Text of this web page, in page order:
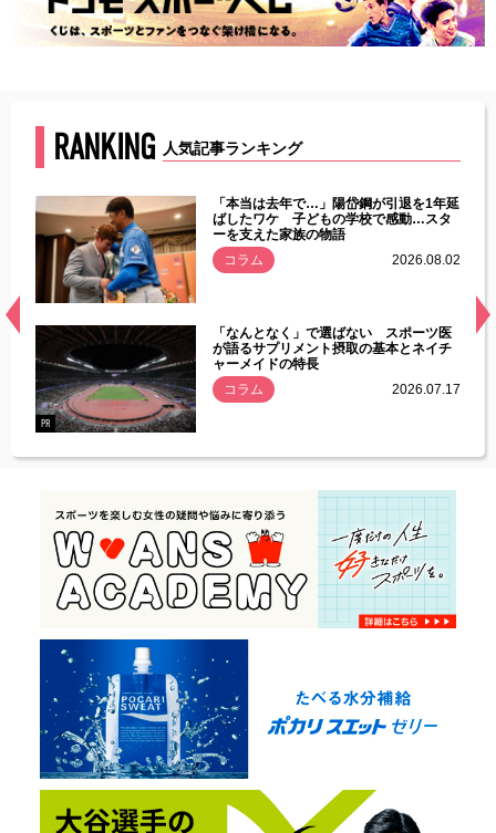
RANKING 人気記事ランキング
常
「本当は去年で…」陽岱鋼が引退を1年延
ばしたワケ 子どもの学校で感動…スタ
ーを支えた家族の物語
コラム
2026.08.02
PR
「なんとなく」で選ばない スポーツ医
が語るサプリメント摂取の基本とネイチ
ャーメイドの特長
コラム
2026.07.17